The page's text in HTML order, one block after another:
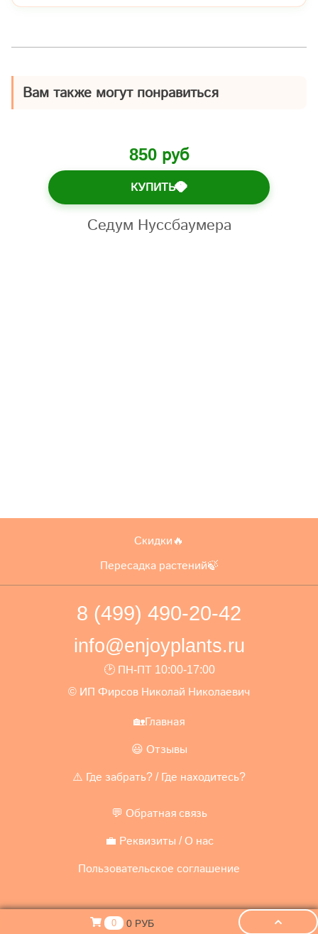
Вам также могут понравиться
850 руб
КУПИТЬ💎
Седум Нуссбаумера
Скидки🔥
Пересадка растений🍃
8 (499) 490-20-42
info@enjoyplants.ru
🕑 ПН-ПТ 10:00-17:00
© ИП Фирсов Николай Николаевич
🏡Главная
😃 Отзывы
⚠️ Где забрать? / Где находитесь?
💬 Обратная связь
💼 Реквизиты / О нас
Пользовательское соглашение
0 0 РУБ